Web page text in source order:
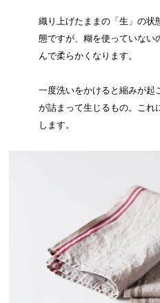
織り上げたままの「生」の状
態ですが、糊を使っていない
んで柔らかくなります。
一度洗いをかけると縮みが起
が詰まって生じるもの。これ
します。